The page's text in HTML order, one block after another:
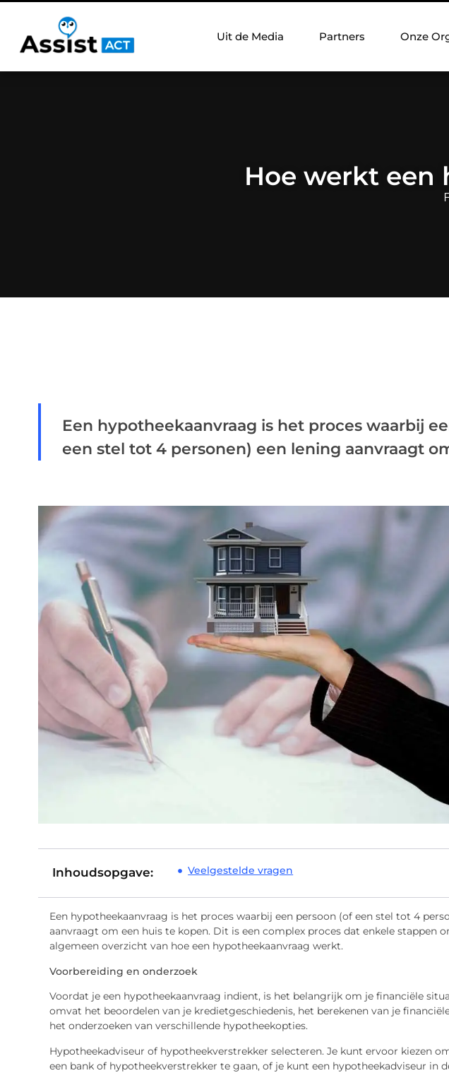
Uit de Media Partners Onze
Hoe werkt een
Een hypotheekaanvraag is het proces waarbij
een stel tot 4 personen) een lening aanvraagt
Inhoudsopgave: Veelgestelde vragen
Een hypotheekaanvraag is het proces waarbij een persoon (of een stel tot 4
aanvraagt om een huis te kopen. Dit is een complex proces dat enkele stappen
algemeen overzicht van hoe een hypotheekaanvraag werkt.
Voorbereiding en onderzoek
Voordat je een hypotheekaanvraag indient, is het belangrijk om je financiële
omvat het beoordelen van je kredietgeschiedenis, het berekenen van je
het onderzoeken van verschillende hypotheekopties.
Hypotheekadviseur of hypotheekverstrekker selecteren. Je kunt ervoor kiezen
een bank of hypotheekverstrekker te gaan, of je kunt een hypotheekadviseur in